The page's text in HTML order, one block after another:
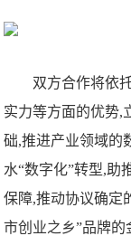
双方合作将依
实力等方面的优势,
础,推进产业领域的
水“数字化”转型,助
保障,推动协议确定
市创业之乡”品牌的